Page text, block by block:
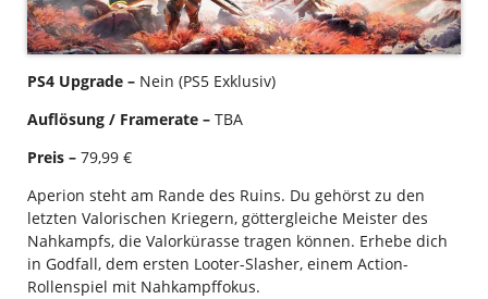
PS4 Upgrade – Nein (PS5 Exklusiv)
Auflösung / Framerate – TBA
Preis – 79,99 €
Aperion steht am Rande des Ruins. Du gehörst zu den
letzten Valorischen Kriegern, göttergleiche Meister des
Nahkampfs, die Valorkürasse tragen können. Erhebe dich
in Godfall, dem ersten Looter-Slasher, einem Action-
Rollenspiel mit Nahkampffokus.